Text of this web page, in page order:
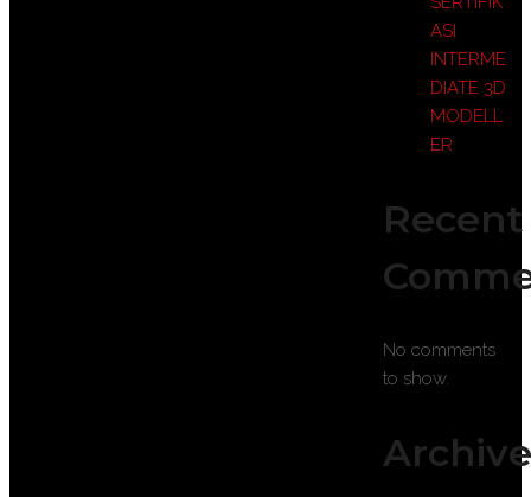
ASI
INTERME
DIATE 3D
MODELL
ER
Recent
No comments
to show.